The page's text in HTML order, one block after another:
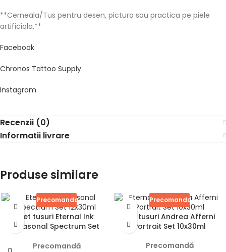
**Cerneala/Tus pentru desen, pictura sau practica pe piele
artificiala.**
Facebook
Chronos Tattoo Supply
Instagram
Recenzii (0)
Informatii livrare
Produse similare
Precomanda
Set tusuri Eternal Ink
Seasonal Spectrum Set
Precomandă
Precomanda
Set tusuri Andrea Afferni
Portrait Set 10x30ml
Precomandă